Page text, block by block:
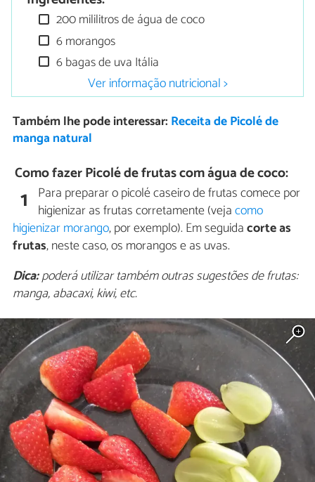
200 mililitros de água de coco
6 morangos
6 bagas de uva Itália
Ver informação nutricional >
Também lhe pode interessar: Receita de Picolé de
manga natural
Como fazer Picolé de frutas com água de coco:
1 Para preparar o picolé caseiro de frutas comece por
higienizar as frutas corretamente (vejacomo
higienizar morango, por exemplo). Em seguidacorte as
frutas, neste caso, os morangos e as uvas.
Dica:poderá utilizar também outras sugestões de frutas:
manga, abacaxi, kiwi, etc.